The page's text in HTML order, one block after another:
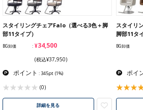
スタイリングチェアFalo（選べる3色＋脚
部11タイプ）
BG卸価 ¥34,500
(税込¥37,950)
ポイント : 345pt (1%)
(0)
詳細を見る
スタイリ
脚部11タ
BG卸価
ポイ